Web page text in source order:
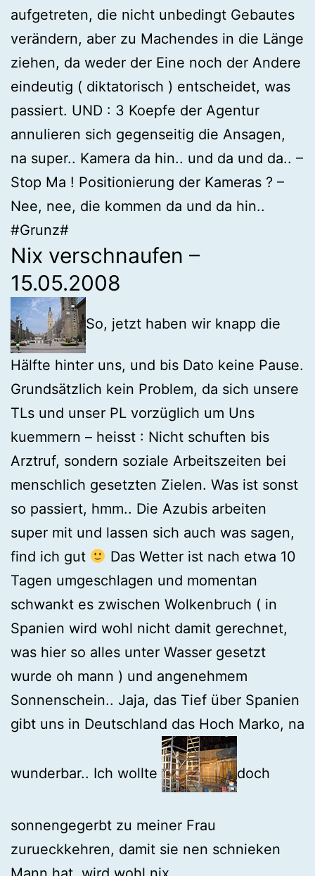
aufgetreten, die nicht unbedingt Gebautes
verändern, aber zu Machendes in die Länge
ziehen, da weder der Eine noch der Andere
eindeutig ( diktatorisch ) entscheidet, was
passiert. UND : 3 Koepfe der Agentur
annulieren sich gegenseitig die Ansagen,
na super.. Kamera da hin.. und da und da.. –
Stop Ma ! Positionierung der Kameras ? –
Nee, nee, die kommen da und da hin..
#Grunz#
Nix verschnaufen –
15.05.2008
So, jetzt haben wir knapp die
Hälfte hinter uns, und bis Dato keine Pause.
Grundsätzlich kein Problem, da sich unsere
TLs und unser PL vorzüglich um Uns
kuemmern – heisst : Nicht schuften bis
Arztruf, sondern soziale Arbeitszeiten bei
menschlich gesetzten Zielen. Was ist sonst
so passiert, hmm.. Die Azubis arbeiten
super mit und lassen sich auch was sagen,
find ich gut
Das Wetter ist nach etwa 10
Tagen umgeschlagen und momentan
schwankt es zwischen Wolkenbruch ( in
Spanien wird wohl nicht damit gerechnet,
was hier so alles unter Wasser gesetzt
wurde oh mann ) und angenehmem
Sonnenschein.. Jaja, das Tief über Spanien
gibt uns in Deutschland das Hoch Marko, na
wunderbar.. Ich wollte doch
sonnengegerbt zu meiner Frau
zurueckkehren, damit sie nen schnieken